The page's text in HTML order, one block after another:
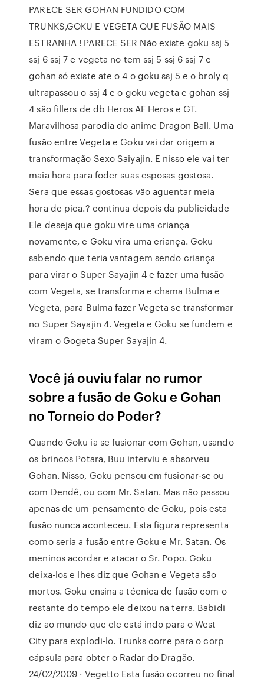
PARECE SER GOHAN FUNDIDO COM
TRUNKS,GOKU E VEGETA QUE FUSÃO MAIS
ESTRANHA ! PARECE SER Não existe goku ssj 5
ssj 6 ssj 7 e vegeta no tem ssj 5 ssj 6 ssj 7 e
gohan só existe ate o 4 o goku ssj 5 e o broly q
ultrapassou o ssj 4 e o goku vegeta e gohan ssj
4 são fillers de db Heros AF Heros e GT.
Maravilhosa parodia do anime Dragon Ball. Uma
fusão entre Vegeta e Goku vai dar origem a
transformação Sexo Saiyajin. E nisso ele vai ter
maia hora para foder suas esposas gostosa.
Sera que essas gostosas vão aguentar meia
hora de pica.? continua depois da publicidade
Ele deseja que goku vire uma criança
novamente, e Goku vira uma criança. Goku
sabendo que teria vantagem sendo criança
para virar o Super Sayajin 4 e fazer uma fusão
com Vegeta, se transforma e chama Bulma e
Vegeta, para Bulma fazer Vegeta se transformar
no Super Sayajin 4. Vegeta e Goku se fundem e
viram o Gogeta Super Sayajin 4.
Você já ouviu falar no rumor
sobre a fusão de Goku e Gohan
no Torneio do Poder?
Quando Goku ia se fusionar com Gohan, usando
os brincos Potara, Buu interviu e absorveu
Gohan. Nisso, Goku pensou em fusionar-se ou
com Dendê, ou com Mr. Satan. Mas não passou
apenas de um pensamento de Goku, pois esta
fusão nunca aconteceu. Esta figura representa
como seria a fusão entre Goku e Mr. Satan. Os
meninos acordar e atacar o Sr. Popo. Goku
deixa-los e lhes diz que Gohan e Vegeta são
mortos. Goku ensina a técnica de fusão com o
restante do tempo ele deixou na terra. Babidi
diz ao mundo que ele está indo para o West
City para explodi-lo. Trunks corre para o corp
cápsula para obter o Radar do Dragão.
24/02/2009 · Vegetto Esta fusão ocorreu no final